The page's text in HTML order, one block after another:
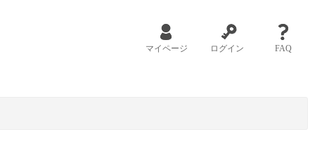
マイページ ログイン FAQ